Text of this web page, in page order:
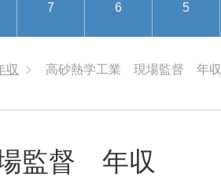
7
6
5
収 高砂熱学工業 現場監督 年収
監督 年収